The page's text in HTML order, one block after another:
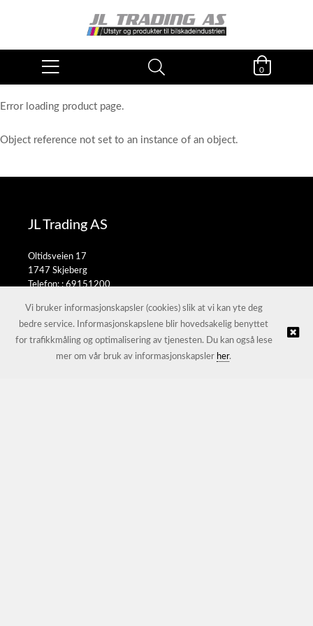
0
Error loading product page.
Object reference not set to an instance of an object.
JL Trading AS
Oltidsveien 17
1747 Skjeberg
Telefon: :69151200
© JL Trading AS |Nettbutikk levert av Kréatif
Vi bruker informasjonskapsler (cookies) slik at vi kan yte deg
bedre service. Informasjonskapslene blir hovedsakelig benyttet
for trafikkmåling og optimalisering av tjenesten. Du kan også lese
mer om vår bruk av informasjonskapsler her.